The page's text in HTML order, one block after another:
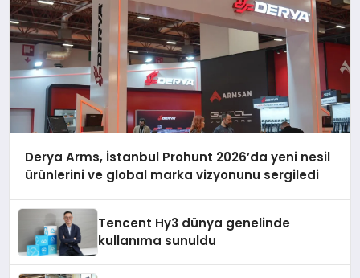
Derya Arms, İstanbul Prohunt 2026’da yeni nesil
ürünlerini ve global marka vizyonunu sergiledi
Tencent Hy3 dünya genelinde
kullanıma sunuldu